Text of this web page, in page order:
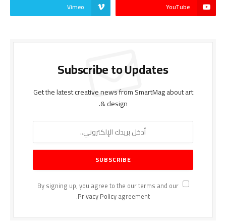
YouTube
Vimeo
Subscribe to Updates
Get the latest creative news from SmartMag about art
& design.
By signing up, you agree to the our terms and our
Privacy Policyagreement.